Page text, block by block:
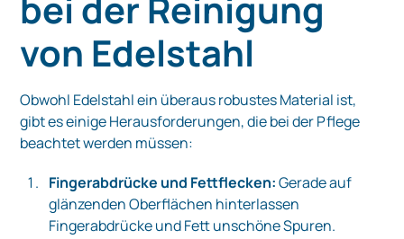
von Edelstahl
Obwohl Edelstahl ein überaus robustes Material ist,
gibt es einige Herausforderungen, die bei der Pflege
beachtet werden müssen:
Fingerabdrücke und Fettflecken:Gerade auf
glänzenden Oberflächen hinterlassen
Fingerabdrücke und Fett unschöne Spuren.